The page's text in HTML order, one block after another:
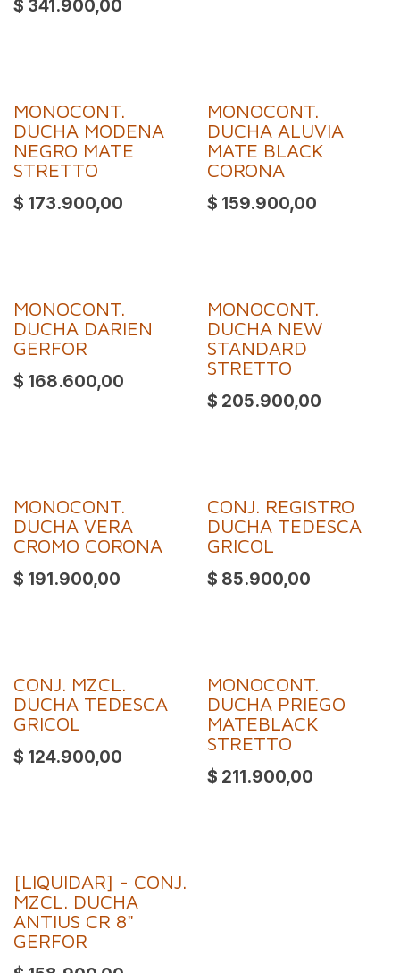
$ 341.900,00
MONOCONT.
DUCHA MODENA
NEGRO MATE
STRETTO
$ 173.900,00
MONOCONT.
DUCHA ALUVIA
MATE BLACK
CORONA
$ 159.900,00
MONOCONT.
DUCHA DARIEN
GERFOR
$ 168.600,00
MONOCONT.
DUCHA NEW
STANDARD
STRETTO
$ 205.900,00
MONOCONT.
DUCHA VERA
CROMO CORONA
$ 191.900,00
CONJ. REGISTRO
DUCHA TEDESCA
GRICOL
$ 85.900,00
CONJ. MZCL.
DUCHA TEDESCA
GRICOL
$ 124.900,00
MONOCONT.
DUCHA PRIEGO
MATEBLACK
STRETTO
$ 211.900,00
[LIQUIDAR] - CONJ.
MZCL. DUCHA
ANTIUS CR 8"
GERFOR